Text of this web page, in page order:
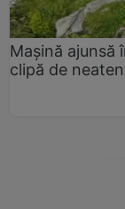
Mașină ajunsă
clipă de